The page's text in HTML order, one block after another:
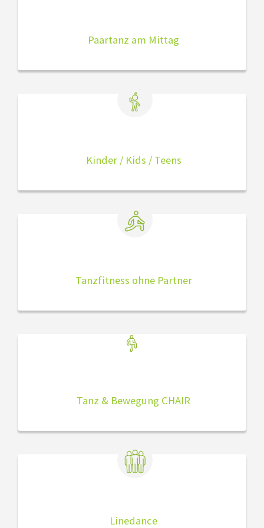
Paartanz am Mittag
Kinder / Kids / Teens
Tanzfitness ohne Partner
Tanz & Bewegung CHAIR
Linedance